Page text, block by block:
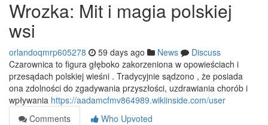
Wrozka: Mit i magia polskiej
wsi
orlandoqmrp605278 59 days ago News
Discuss
Czarownica to figura głęboko zakorzeniona w opowieściach i
przesądach polskiej wieśni . Tradycyjnie sądzono , że posiada
ona zdolności do zgadywania przyszłości, uzdrawiania chorób i
wpływania https://aadamcfmv864989.wikiinside.com/user
Comments
Who Upvoted